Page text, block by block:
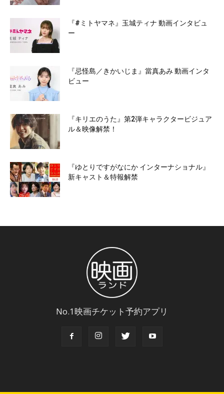
『#ミトヤマネ』玉城ティナ 動画インタビュ
ー
『忌怪島／きかいじま』當真あみ 動画インタ
ビュー
『キリエのうた』第2弾キャラクタービジュア
ル＆映像解禁！
『ゆとりですがなにか インターナショナル』
新キャスト＆特報解禁
No.1映画チケット予約アプリ